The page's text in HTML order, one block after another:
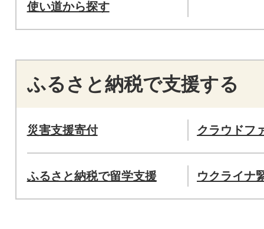
使い道から探す
ふるさと納税で支援する
災害支援寄付 クラウドフ
ふるさと納税で留学支援 ウクライナ